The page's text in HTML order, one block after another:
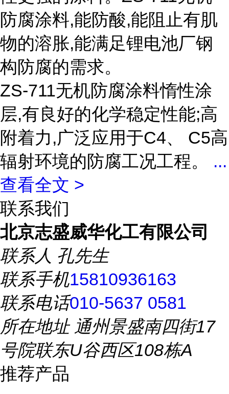
防腐涂料,能防酸,能阻止有肌
物的溶胀,能满足锂电池厂钢
构防腐的需求。
ZS-711无机防腐涂料惰性涂
层,有良好的化学稳定性能;高
附着力,广泛应用于C4、 C5高
辐射环境的防腐工况工程。 ...
查看全文 >
联系我们
北京志盛威华化工有限公司
联系人 孔先生
联系手机15810936163
联系电话010-5637 0581
所在地址通州景盛南四街17
号院联东U谷西区108栋A
推荐产品